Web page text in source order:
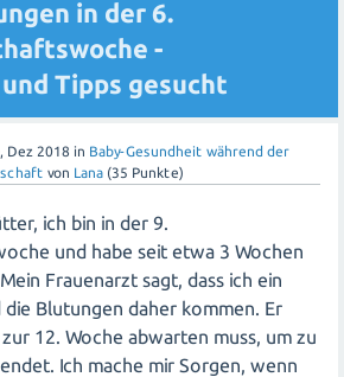
in der 6.
-
Tipps gesucht
Dez 2018 in Baby-Gesundheit während der
von Lana (35 Punkte)
ich bin in der 9.
und habe seit etwa 3 Wochen
Frauenarzt sagt, dass ich ein
die Blutungen daher kommen. Er
12. Woche abwarten muss, um zu
Ich mache mir Sorgen, wenn